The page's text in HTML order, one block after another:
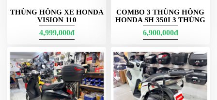
THÙNG HÔNG XE HONDA
VISION 110
4,999,000đ
COMBO 3 THÙNG HÔNG
HONDA SH 350I 3 THÙNG
6,900,000đ